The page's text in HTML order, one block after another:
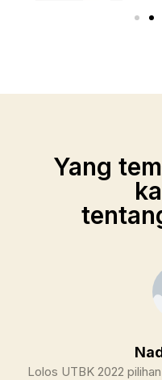
Yang
Lolos UTBK 2022